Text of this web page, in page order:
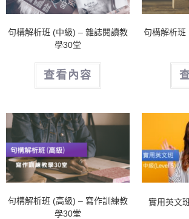
句構解析班 (中級) – 雜誌閱讀教
學30堂
查看內容
句構解析班
句構解析班 (高級) – 寫作訓練教
學30堂
實用英文